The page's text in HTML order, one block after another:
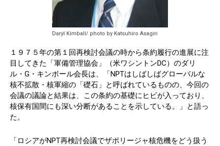
Daryl Kimball/ photo by Katsuhiro Asagiri
１９７５年の第１回再検討会議の時から条約履行の進展に注
目してきた「軍備管理協会」（米ワシントンDC）のダリ
ル・G・キンボール会長は、「NPTはしばしばグローバルな
核不拡散・核軍縮の「礎石」と呼ばれているものの、今回の
会議の議論と結果は、この条約の基礎にヒビが入っており、
核保有国間にも深い分断があることを示している。」と語っ
た。
「ロシアがNPT再検討会議でザポリージャ核危機をどう扱う